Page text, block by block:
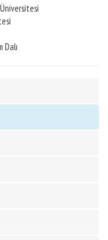
Dalı